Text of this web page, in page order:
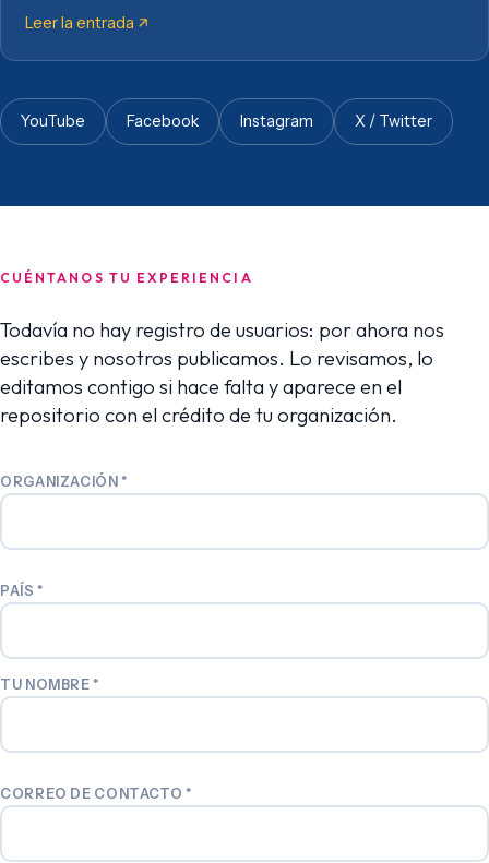
Leer la entrada
YouTube Facebook Instagram X / Twitter
CUÉNTANOS TU EXPERIENCIA
Todavía no hay registro de usuarios: por ahora nos
escribes y nosotros publicamos. Lo revisamos, lo
editamos contigo si hace falta y aparece en el
repositorio con el crédito de tu organización.
ORGANIZACIÓN*
PAÍS*
TU NOMBRE*
CORREO DE CONTACTO*